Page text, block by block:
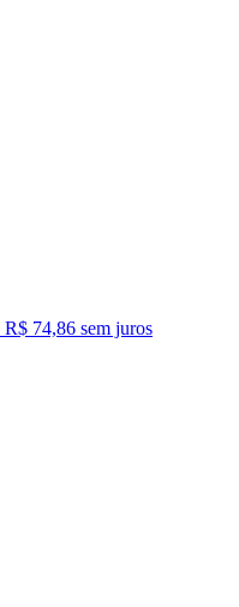
R$ 74,86 sem juros